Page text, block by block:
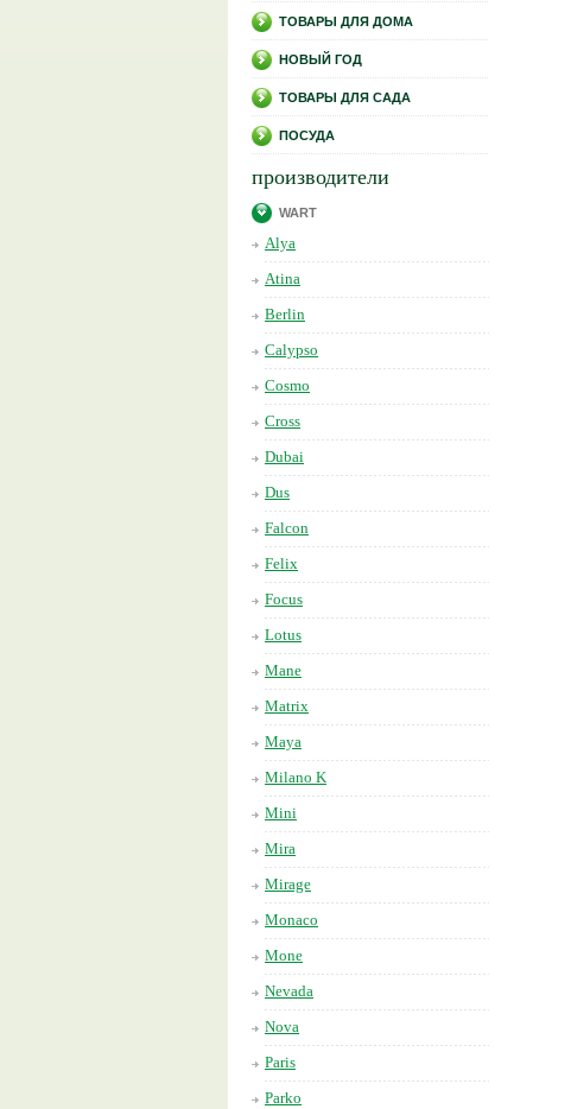
ТОВАРЫ ДЛЯ ДОМА
НОВЫЙ ГОД
ТОВАРЫ ДЛЯ САДА
ПОСУДА
производители
WART
Alya
Atina
Berlin
Calypso
Cosmo
Cross
Dubai
Dus
Falcon
Felix
Focus
Lotus
Mane
Matrix
Maya
Milano K
Mini
Mira
Mirage
Monaco
Mone
Nevada
Nova
Paris
Parko